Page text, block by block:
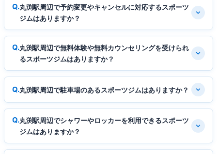
丸渕駅周辺で予約変更やキャンセルに対応するスポーツ
ジムはありますか？
丸渕駅周辺で無料体験や無料カウンセリングを受けられ
るスポーツジムはありますか？
丸渕駅周辺で駐車場のあるスポーツジムはありますか？
丸渕駅周辺でシャワーやロッカーを利用できるスポーツ
ジムはありますか？